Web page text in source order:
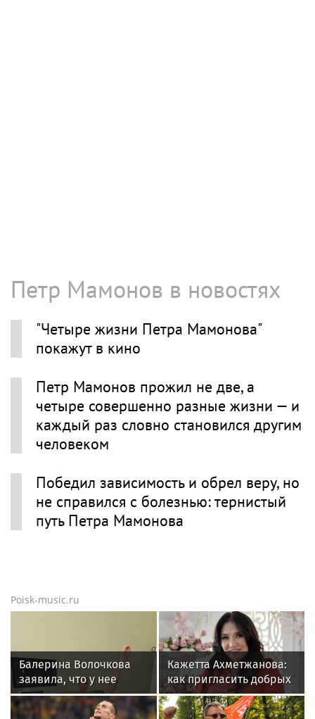
Петр Мамонов в новостях
"Четыре жизни Петра Мамонова"
покажут в кино
Петр Мамонов прожил не две, а
четыре совершенно разные жизни — и
каждый раз словно становился другим
человеком
Победил зависимость и обрел веру, но
не справился с болезнью: тернистый
путь Петра Мамонова
Poisk-music.ru
Балерина Волочкова
заявила, что у нее
появилась гематома
после выхода на сцену
Кажетта Ахметжанова:
как пригласить добрых
духов в новый дом